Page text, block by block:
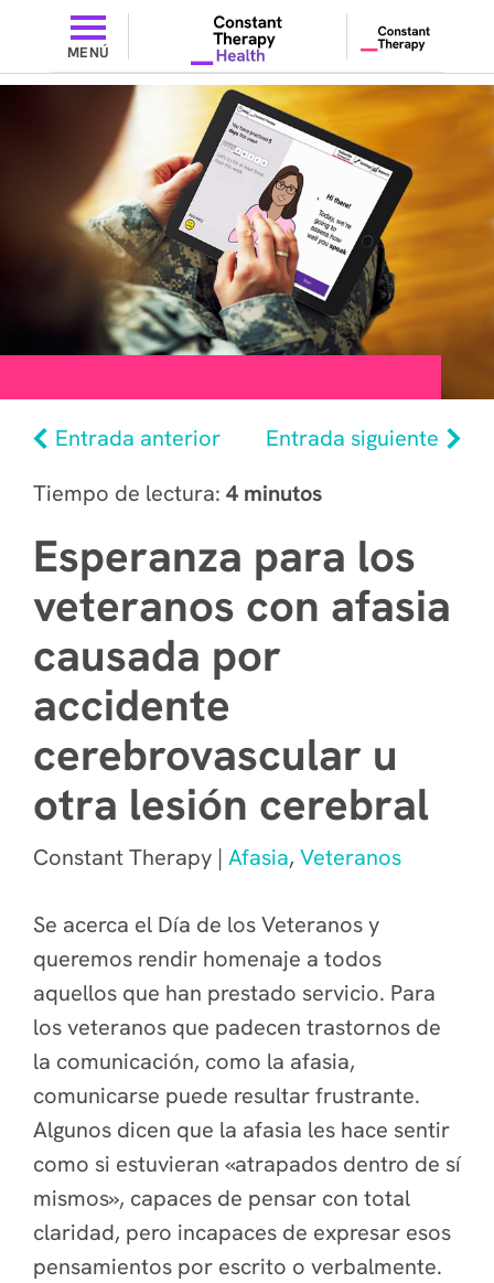
MENÚ
Entrada anterior
Entrada siguiente
Tiempo de lectura: 4 minutos
Esperanza para los
veteranos con afasia
causada por
accidente
cerebrovascular u
otra lesión cerebral
Constant Therapy | Afasia, Veteranos
Se acerca el Día de los Veteranos y
queremos rendir homenaje a todos
aquellos que han prestado servicio. Para
los veteranos que padecen trastornos de
la comunicación, como la afasia,
comunicarse puede resultar frustrante.
Algunos dicen que la afasia les hace sentir
como si estuvieran «atrapados dentro de sí
mismos», capaces de pensar con total
claridad, pero incapaces de expresar esos
pensamientos por escrito o verbalmente.